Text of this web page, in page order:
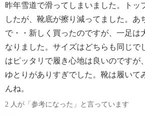
昨年雪道で滑ってしまいました。トッ
したが、靴底が擦り減ってました。あ
で・・新しく買ったのですが、一足は
なりました。サイズはどちらも同じで
はピッタリで履き心地は良いのですが
ゆとりがありすぎでした。靴は履いて
んね。
2 人が「参考になった」と言っています